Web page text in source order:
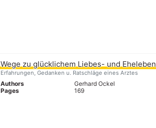
Wege zu glücklichem Liebes- und Eheleben
Erfahrungen, Gedanken u. Ratschläge eines Arztes
Authors
Gerhard Ockel
Pages
169